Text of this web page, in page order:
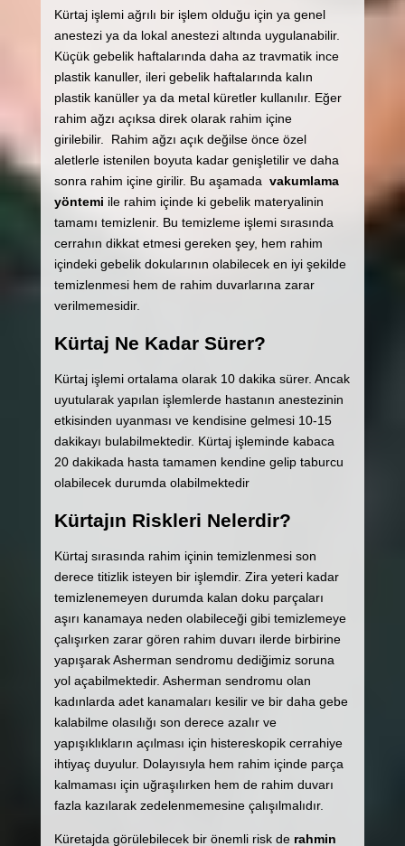
Kürtaj işlemi ağrılı bir işlem olduğu için ya genel
anestezi ya da lokal anestezi altında uygulanabilir.
Küçük gebelik haftalarında daha az travmatik ince
plastik kanuller, ileri gebelik haftalarında kalın
plastik kanüller ya da metal küretler kullanılır. Eğer
rahim ağzı açıksa direk olarak rahim içine
girilebilir. Rahim ağzı açık değilse önce özel
aletlerle istenilen boyuta kadar genişletilir ve daha
sonra rahim içine girilir. Bu aşamada vakumlama
yöntemi ile rahim içinde ki gebelik materyalinin
tamamı temizlenir. Bu temizleme işlemi sırasında
cerrahın dikkat etmesi gereken şey, hem rahim
içindeki gebelik dokularının olabilecek en iyi şekilde
temizlenmesi hem de rahim duvarlarına zarar
verilmemesidir.
Kürtaj Ne Kadar Sürer?
Kürtaj işlemi ortalama olarak 10 dakika sürer. Ancak
uyutularak yapılan işlemlerde hastanın anestezinin
etkisinden uyanması ve kendisine gelmesi 10-15
dakikayı bulabilmektedir. Kürtaj işleminde kabaca
20 dakikada hasta tamamen kendine gelip taburcu
olabilecek durumda olabilmektedir
Kürtajın Riskleri Nelerdir?
Kürtaj sırasında rahim içinin temizlenmesi son
derece titizlik isteyen bir işlemdir. Zira yeteri kadar
temizlenemeyen durumda kalan doku parçaları
aşırı kanamaya neden olabileceği gibi temizlemeye
çalışırken zarar gören rahim duvarı ilerde birbirine
yapışarak Asherman sendromu dediğimiz soruna
yol açabilmektedir. Asherman sendromu olan
kadınlarda adet kanamaları kesilir ve bir daha gebe
kalabilme olasılığı son derece azalır ve
yapışıklıkların açılması için histereskopik cerrahiye
ihtiyaç duyulur. Dolayısıyla hem rahim içinde parça
kalmaması için uğraşılırken hem de rahim duvarı
fazla kazılarak zedelenmemesine çalışılmalıdır.
Küretajda görülebilecek bir önemli risk de rahmin